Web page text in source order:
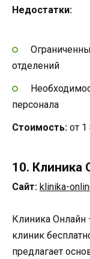
Недостатки:
отделений
персонала
Стоимость: от
10. Клиника
Сайт: klinika-
Клиника Онлайн
клиник
предлагает